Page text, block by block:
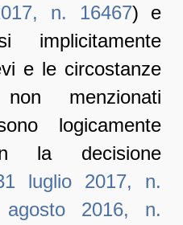
n. 16467) e
implicitamente
e le circostanze
menzionati
logicamente
la decisione
luglio 2017, n.
2016, n.